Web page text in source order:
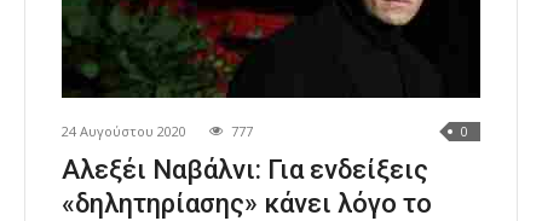
24 Αυγούστου 2020 777 0
Αλεξέι Ναβάλνι: Για ενδείξεις
«δηλητηρίασης» κάνει λόγο το